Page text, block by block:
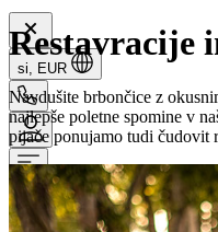
si, EUR
Restavracije
Navdušite brbončice z
najlepše poletne spomine v
pijače ponujamo tudi čudovit